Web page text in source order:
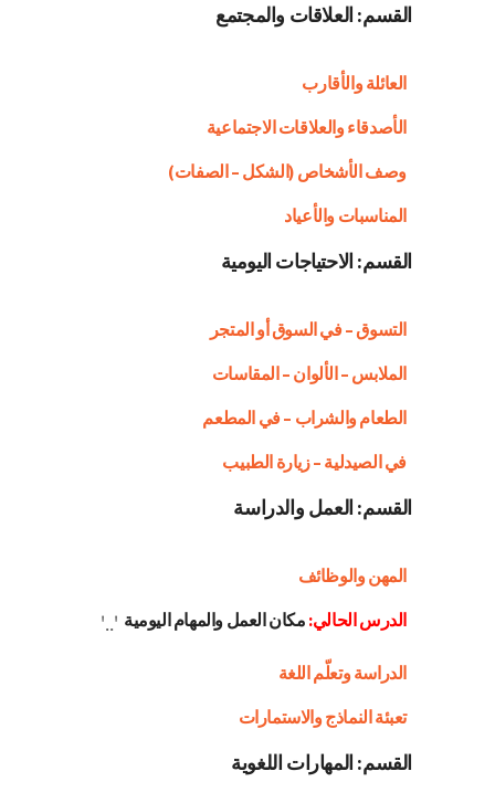
القسم: العلاقات والمجتمع
العائلة والأقارب
الأصدقاء والعلاقات الاجتماعية
وصف الأشخاص (الشكل – الصفات)
المناسبات والأعياد
القسم: الاحتياجات اليومية
التسوق – في السوق أو المتجر
الملابس – الألوان – المقاسات
الطعام والشراب – في المطعم
في الصيدلية – زيارة الطبيب
القسم: العمل والدراسة
المهن والوظائف
الدرس الحالي: مكان العمل والمهام اليومية '..'
الدراسة وتعلّم اللغة
تعبئة النماذج والاستمارات
القسم: المهارات اللغوية